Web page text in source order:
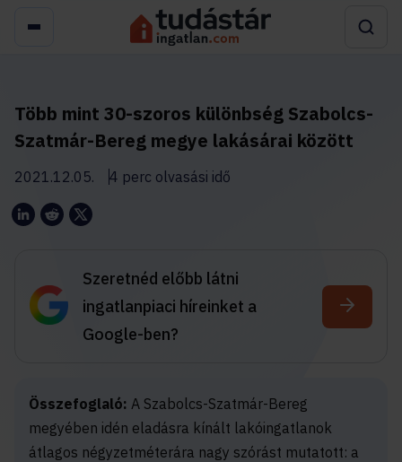
Több mint 30-szoros különbség Szabolcs-
Szatmár-Bereg megye lakásárai között
2021.12.05. 4 perc olvasási idő
Szeretnéd előbb látni
ingatlanpiaci híreinket a
Google-ben?
Összefoglaló: A Szabolcs-Szatmár-Bereg
megyében idén eladásra kínált lakóingatlanok
átlagos négyzetméterára nagy szórást mutatott: a